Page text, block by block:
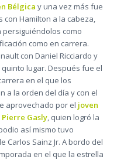
Bélgica y una vez más fue
con Hamilton a la cabeza,
como
como en carrera.
con Daniel Ricciardo y
lugar. Después fue el
en el que los
a la orden del día y con el
aprovechado por el joven
Gasly, quien logró la
así mismo tuvo
Carlos Sainz Jr. A bordo del
en el que la estrella